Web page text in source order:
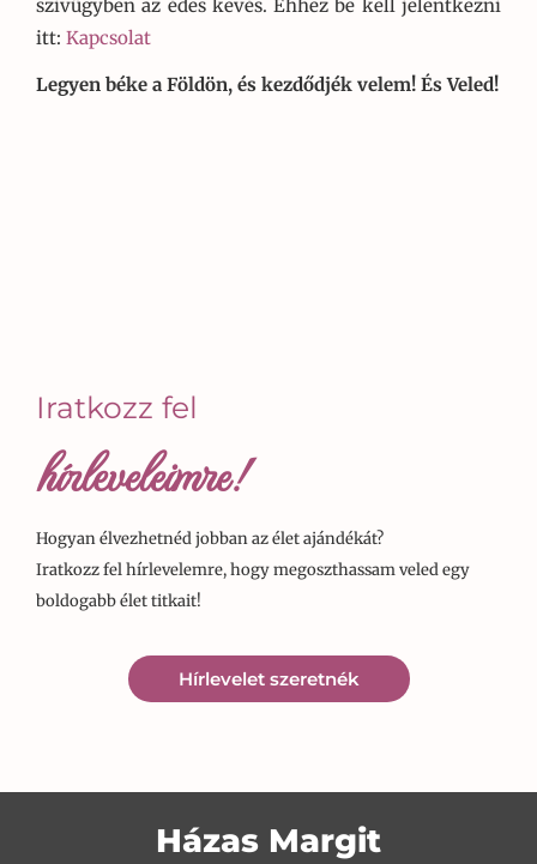
szívügyben az édes kevés. Ehhez be kell jelentkezni
itt: Kapcsolat
Legyen béke a Földön, és kezdődjék velem! És Veled!
Iratkozz fel
hírleveleimre!
Hogyan élvezhetnéd jobban az élet ajándékát?
Iratkozz fel hírlevelemre, hogy megoszthassam veled egy
boldogabb élet titkait!
Hírlevelet szeretnék
Házas Margit